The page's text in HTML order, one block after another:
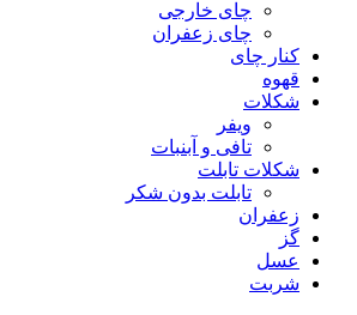
چای خارجی
چای زعفران
کنار چای
قهوه
شکلات
ویفر
تافی و آبنبات
شکلات تابلت
تابلت بدون شکر
زعفران
گز
عسل
شربت